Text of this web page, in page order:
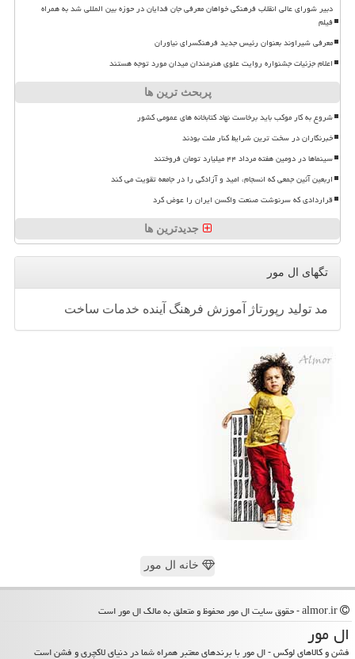
دبیر شورای عالی انقلاب فرهنگی خواهان معرفی جان فدایان در حوزه بین المللی شد به همراه
فیلم
معرفی شیراوند بعنوان رئیس جدید فرهنگسرای نیاوران
اعلام جزئیات جشنواره روایت علوی هنرمندان میدان مورد توجه هستند
پربحث ترین ها
شروع به کار موکب باید برخاست نهاد کتابخانه های عمومی کشور
خبرنگاران در سخت ترین شرایط کنار ملت بودند
سینماها در دومین هفته مرداد ۴۴ میلیارد تومان فروختند
اربعین آئین جمعی که انسجام، امید و آزادگی را در جامعه تقویت می کند
قراردادی که سرنوشت صنعت واکسن ایران را عوض کرد
جدیدترین ها
تگهای ال مور
مد تولید رپورتاژ آموزش فرهنگ آینده خدمات ساخت
خانه ال مور
ال مور
فشن و کالاهای لوکس - ال مور با برندهای معتبر همراه شما در دنیای لاکچری و فشن است